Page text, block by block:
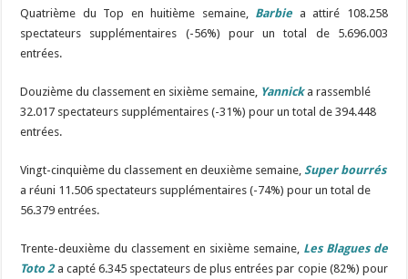
Quatrième du Top en huitième semaine, Barbie a attiré 108.258
spectateurs supplémentaires (-56%) pour un total de 5.696.003
entrées.
Douzième du classement en sixième semaine, Yannicka rassemblé
32.017 spectateurs supplémentaires (-31%) pour un total de 394.448
entrées.
Vingt-cinquième du classement en deuxième semaine, Super bourrés
a réuni 11.506 spectateurs supplémentaires (-74%) pour un total de
56.379 entrées.
Trente-deuxième du classement en sixième semaine, Les Blagues de
Toto 2a capté 6.345 spectateurs de plus entrées par copie (82%) pour